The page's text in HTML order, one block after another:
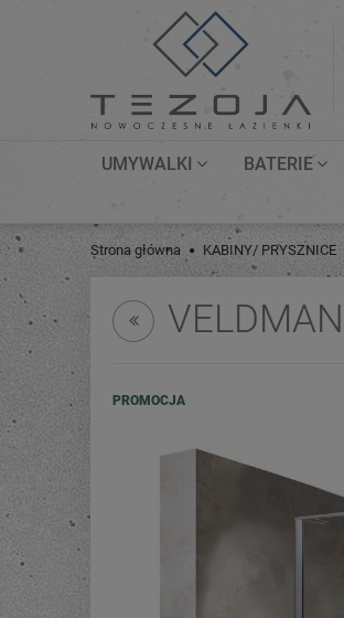
UMYWALKI BATERIE
Strona główna KABINY/ PRYSZNICE
PROMOCJA